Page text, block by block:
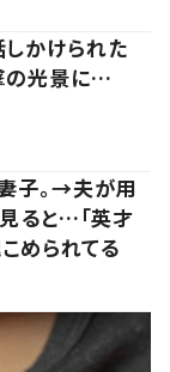
かけられた
の光景に…
子。→夫が用
ると…「英才
められてる